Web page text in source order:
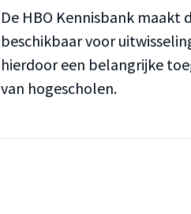
De HBO Kennisbank
beschikbaar voor
hierdoor een belangrijke
van hogescholen.